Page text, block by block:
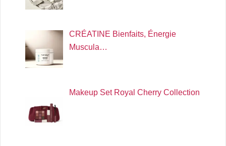
CRÉATINE Bienfaits, Énergie
Muscula…
Makeup Set Royal Cherry Collection